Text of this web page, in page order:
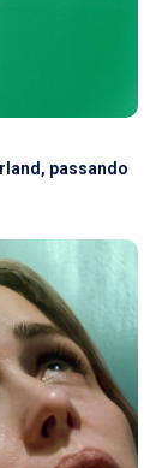
passando